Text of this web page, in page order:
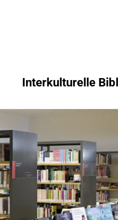
Interkulturelle